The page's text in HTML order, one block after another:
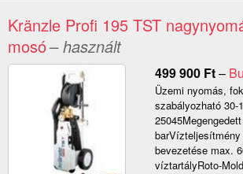
Kränzle Profi 195 TST
mosó– használt
499 900 Ft–
Üzemi nyomás,
szabályozható 30-
bevezetése max.
víztartályRoto-